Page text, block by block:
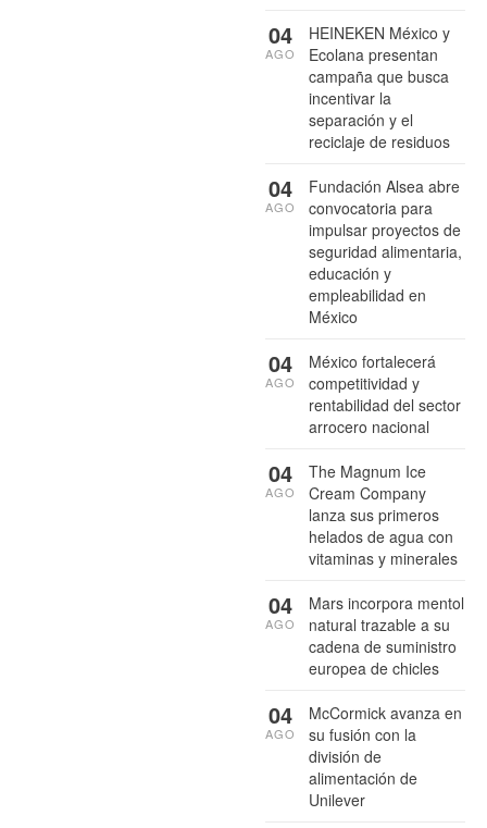
HEINEKEN México y
Ecolana presentan
campaña que busca
incentivar la
separación y el
reciclaje de residuos
04
AGO
Fundación Alsea abre
convocatoria para
impulsar proyectos de
seguridad alimentaria,
educación y
empleabilidad en
México
04
AGO
México fortalecerá
competitividad y
rentabilidad del sector
arrocero nacional
04
AGO
The Magnum Ice
Cream Company
lanza sus primeros
helados de agua con
vitaminas y minerales
04
AGO
Mars incorpora mentol
natural trazable a su
cadena de suministro
europea de chicles
04
AGO
McCormick avanza en
su fusión con la
división de
alimentación de
Unilever
04
AGO